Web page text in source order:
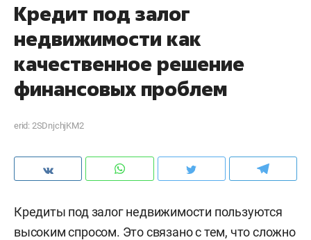
Кредит под залог
недвижимости как
качественное решение
финансовых проблем
erid: 2SDnjchjKM2
Кредиты под залог недвижимости пользуются
высоким спросом. Это связано с тем, что сложно